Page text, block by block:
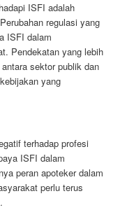
ISFI adalah
regulasi yang
ISFI dalam
Pendekatan yang lebih
sektor publik dan
yang
terhadap profesi
ISFI dalam
peran apoteker dalam
perlu terus